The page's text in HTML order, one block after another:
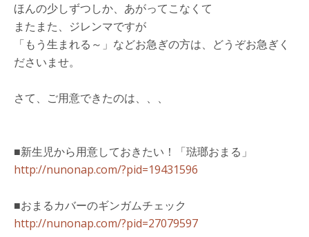
ほんの少しずつしか、あがってこなくて
またまた、ジレンマですが
「もう生まれる～」などお急ぎの方は、どうぞお急ぎく
ださいませ。
さて、ご用意できたのは、、、
■新生児から用意しておきたい！「琺瑯おまる」
http://nunonap.com/?pid=19431596
■おまるカバーのギンガムチェック
http://nunonap.com/?pid=27079597